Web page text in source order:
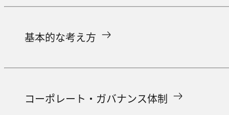
基本的な考え方
コーポレート・ガバナンス体制